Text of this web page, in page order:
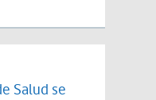
Salud se